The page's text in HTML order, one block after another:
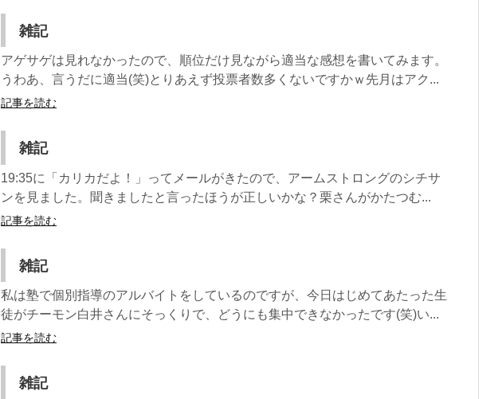
雑記
アゲサゲは見れなかったので、順位だけ見ながら適当な感想を書いてみます。
うわあ、言うだに適当(笑)とりあえず投票者数多くないですかｗ先月はアク...
記事を読む
雑記
19:35に「カリカだよ！」ってメールがきたので、アームストロングのシチサ
ンを見ました。聞きましたと言ったほうが正しいかな？栗さんがかたつむ...
記事を読む
雑記
私は塾で個別指導のアルバイトをしているのですが、今日はじめてあたった生
徒がチーモン白井さんにそっくりで、どうにも集中できなかったです(笑)い...
記事を読む
雑記